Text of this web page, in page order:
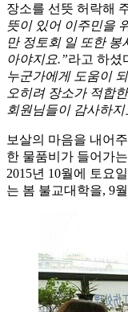
장소를 선뜻 허락해
뜻이 있어 이주민을
만 정토회 일 또한 봉
아야지요.”라고 하셨
누군가에게 도움이
오히려 장소가 적합
회원님들이 감사하지
보살의 마음을 내어
한 물품비가 들어가
2015년 10월에 토요
는 봄 불교대학을, 9